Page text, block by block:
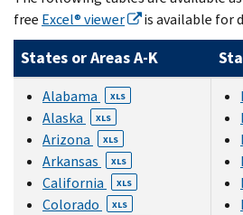
free Excel® viewer is available for
States or Areas A-K
Alabama XLS
Alaska XLS
Arizona XLS
Arkansas XLS
California XLS
Colorado XLS